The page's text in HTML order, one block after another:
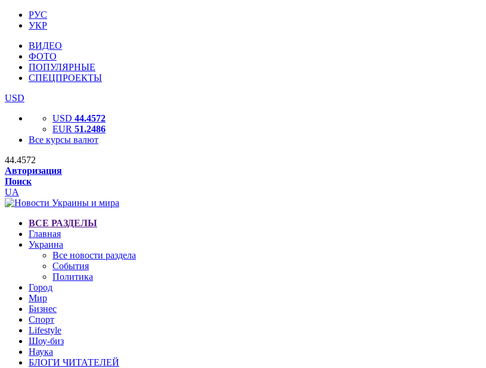
РУС
УКР
ВИДЕО
ФОТО
ПОПУЛЯРНЫЕ
СПЕЦПРОЕКТЫ
USD
USD 44.4572
EUR 51.2486
Все курсы валют
44.4572
Авторизация
Поиск
UA
ВСЕ РАЗДЕЛЫ
Главная
Украина
Все новости раздела
События
Политика
Город
Мир
Бизнес
Спорт
Lifestyle
Шоу-биз
Наука
БЛОГИ ЧИТАТЕЛЕЙ